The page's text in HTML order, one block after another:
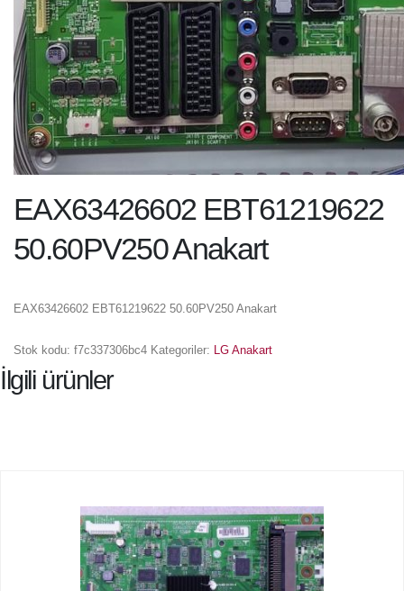
EAX63426602 EBT61219622
50.60PV250 Anakart
EAX63426602 EBT61219622 50.60PV250 Anakart
Stok kodu: f7c337306bc4 Kategoriler: LG Anakart
İlgili ürünler